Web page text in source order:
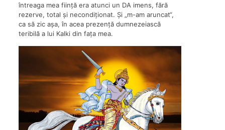
întreaga mea ființă era atunci un DA imens, fără
rezerve, total și necondiționat. Și „m-am aruncat“,
ca să zic așa, în acea prezență dumnezeiască
teribilă a lui Kalki din fața mea.